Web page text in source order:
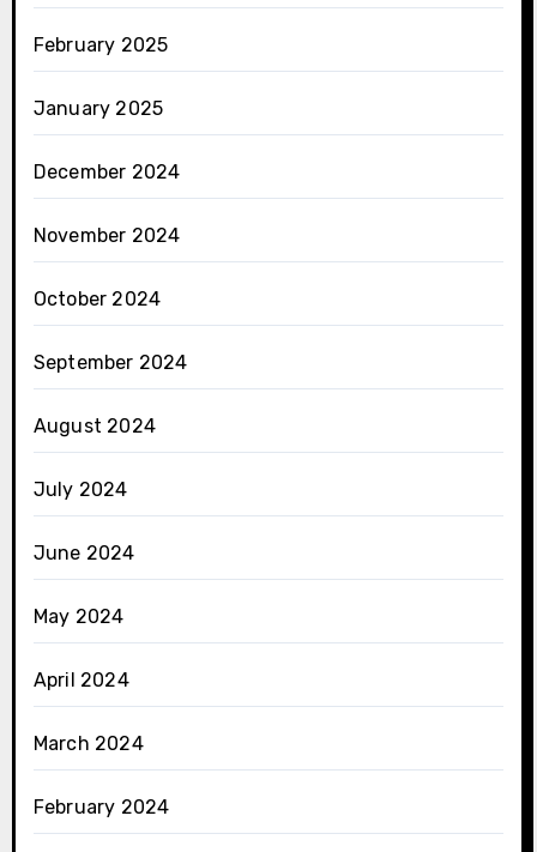
February 2025
January 2025
December 2024
November 2024
October 2024
September 2024
August 2024
July 2024
June 2024
May 2024
April 2024
March 2024
February 2024